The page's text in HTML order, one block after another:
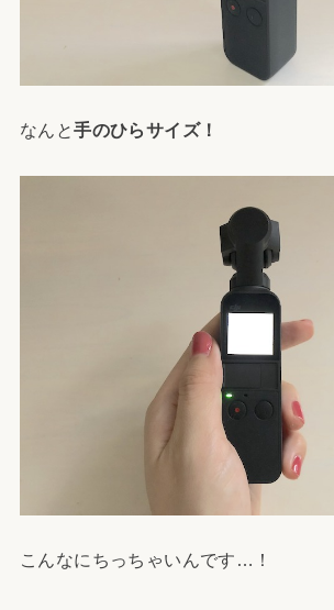
なんと手のひらサイズ！
こんなにちっちゃいんです…！